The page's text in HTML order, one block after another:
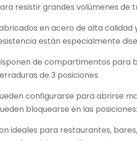
resistir grandes volúmenes de
en acero de alta calidad
están especialmente
de compartimentos para
de 3 posiciones.
configurarse para abrirse
bloquearse en las
ideales para restaurantes,